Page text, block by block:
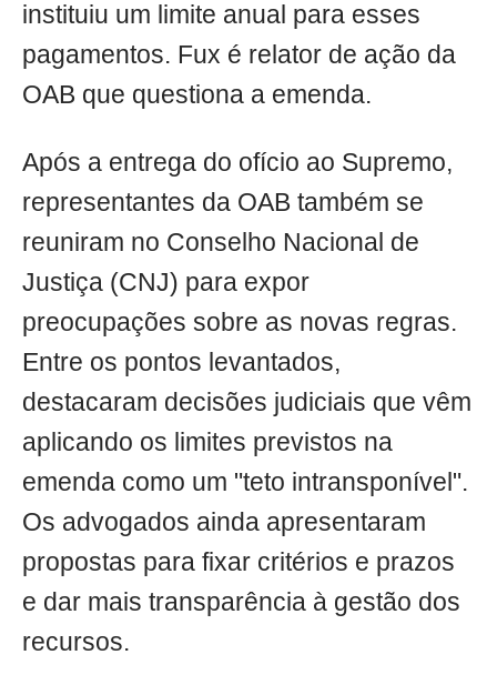
instituiu um limite anual para esses
pagamentos. Fux é relator de ação da
OAB que questiona a emenda.
Após a entrega do ofício ao Supremo,
representantes da OAB também se
reuniram no Conselho Nacional de
Justiça (CNJ) para expor
preocupações sobre as novas regras.
Entre os pontos levantados,
destacaram decisões judiciais que vêm
aplicando os limites previstos na
emenda como um "teto intransponível".
Os advogados ainda apresentaram
propostas para fixar critérios e prazos
e dar mais transparência à gestão dos
recursos.